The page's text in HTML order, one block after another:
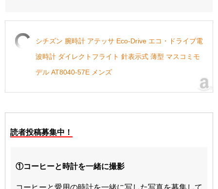
シチズン 腕時計 アテッサ Eco-Drive エコ・ドライブ電
波時計 ダイレクトフライト 針表示式 薄型 マスコミモ
デル AT8040-57E メンズ
読者投稿募集中！
①コーヒーと時計を一緒に撮影